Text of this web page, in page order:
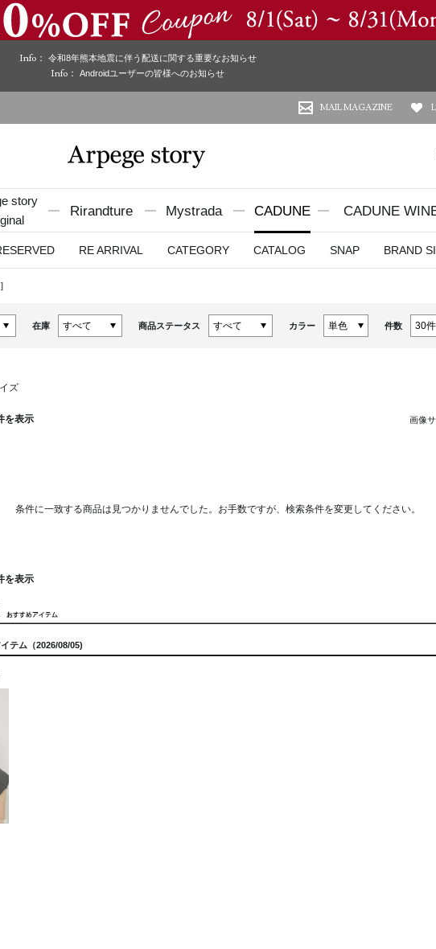
Info： 令和8年熊本地震に伴う配送に関する重要なお知らせ
Info： Androidユーザーの皆様へのお知らせ
MAIL MAGAZINE
story
Rirandture Mystrada CADUNE CADUNE
RE ARRIVAL CATEGORY CATALOG SNAP BRAND
]
在庫 商品ステータス カラー 件数
ズ
を表示 画像
条件に一致する商品は見つかりませんでした。お手数ですが、検索条件を変更してください。
を表示
テム（2026/08/05)